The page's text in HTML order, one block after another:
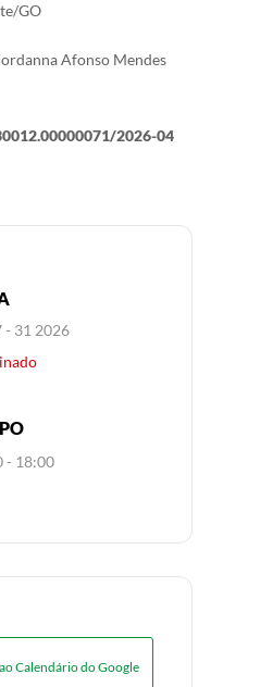
GO
Afonso Mendes
2026-04
- 31 2026
- 18:00
Calendário do Google